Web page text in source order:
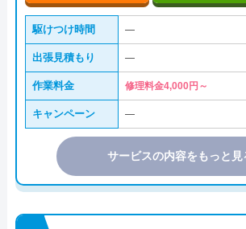
駆けつけ時間 ―
出張見積もり ―
作業料金 修理料金4,000円～
キャンペーン ―
サービスの内容をもっと見